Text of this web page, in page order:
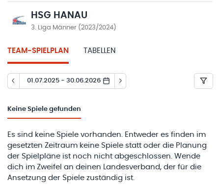
HSG HANAU
3. Liga Männer (2023/2024)
TEAM-SPIELPLAN TABELLEN
01.07.2025 - 30.06.2026
Keine Spiele gefunden
Es sind keine Spiele vorhanden. Entweder es finden im
gesetzten Zeitraum keine Spiele statt oder die Planung
der Spielpläne ist noch nicht abgeschlossen. Wende
dich im Zweifel an deinen Landesverband, der für die
Ansetzung der Spiele zuständig ist.